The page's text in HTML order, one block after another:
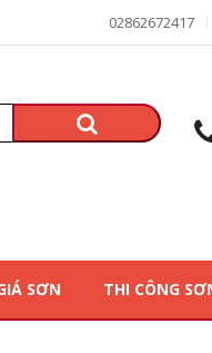
02862672417
SƠN THI CÔNG